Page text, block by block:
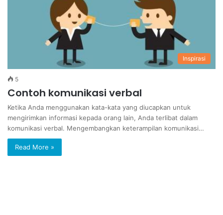
Inspirasi
5
Contoh komunikasi verbal
Ketika Anda menggunakan kata-kata yang diucapkan untuk
mengirimkan informasi kepada orang lain, Anda terlibat dalam
komunikasi verbal. Mengembangkan keterampilan komunikasi…
Read More »